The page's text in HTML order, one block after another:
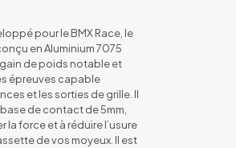
pour le BMX Race, le
en Aluminium 7075
de poids notable et
épreuves capable
et les sorties de grille. Il
de contact de 5mm,
la force et à réduire l’usure
de vos moyeux. Il est